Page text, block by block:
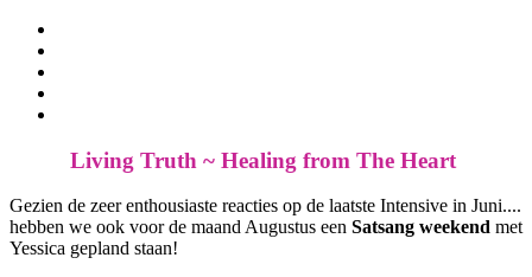
Living Truth ~ Healing from The Heart
Gezien de zeer enthousiaste reacties op de laatste Intensive in Juni....
hebben we ook voor de maand Augustus een Satsang weekend met
Yessica gepland staan!